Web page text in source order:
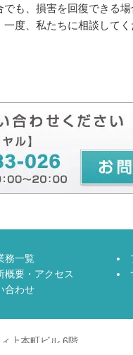
も、損害を回復できる
度、私たちに相談してく
務一覧
概要・アクセス
合わせ
上本町ビル 6階